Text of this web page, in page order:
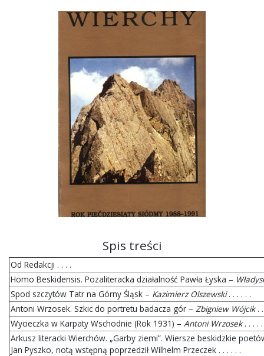
Spis treści
Od Redakcji . . . .
Homo Beskidensis. Pozaliteracka działalność Pawła Łyska –
Spod szczytów Tatr na Górny Śląsk – Kazimierz Olszewski. . . . . .
Antoni Wrzosek. Szkic do portretu badacza gór – Zbigniew Wójcik. .
Wycieczka w Karpaty Wschodnie (Rok 1931) – Antoni Wrzosek. . . .
Arkusz literacki Wierchów. „Garby ziemi”. Wiersze beskidzkie
Jan Pyszko, notą wstępną poprzedził Wilhelm Przeczek . . . . . .